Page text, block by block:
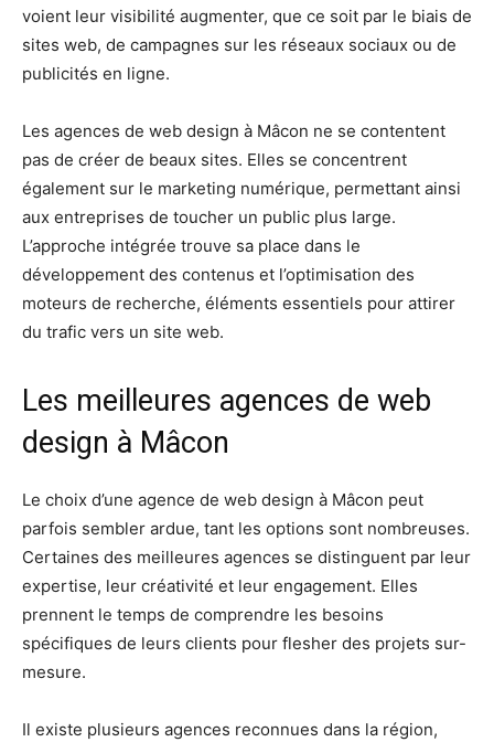
voient leur visibilité augmenter, que ce soit par le biais de
sites web, de campagnes sur les réseaux sociaux ou de
publicités en ligne.
Les agences de web design à Mâcon ne se contentent
pas de créer de beaux sites. Elles se concentrent
également sur le marketing numérique, permettant ainsi
aux entreprises de toucher un public plus large.
L’approche intégrée trouve sa place dans le
développement des contenus et l’optimisation des
moteurs de recherche, éléments essentiels pour attirer
du trafic vers un site web.
Les meilleures agences de web
design à Mâcon
Le choix d’une agence de web design à Mâcon peut
parfois sembler ardue, tant les options sont nombreuses.
Certaines des meilleures agences se distinguent par leur
expertise, leur créativité et leur engagement. Elles
prennent le temps de comprendre les besoins
spécifiques de leurs clients pour flesher des projets sur-
mesure.
Il existe plusieurs agences reconnues dans la région,